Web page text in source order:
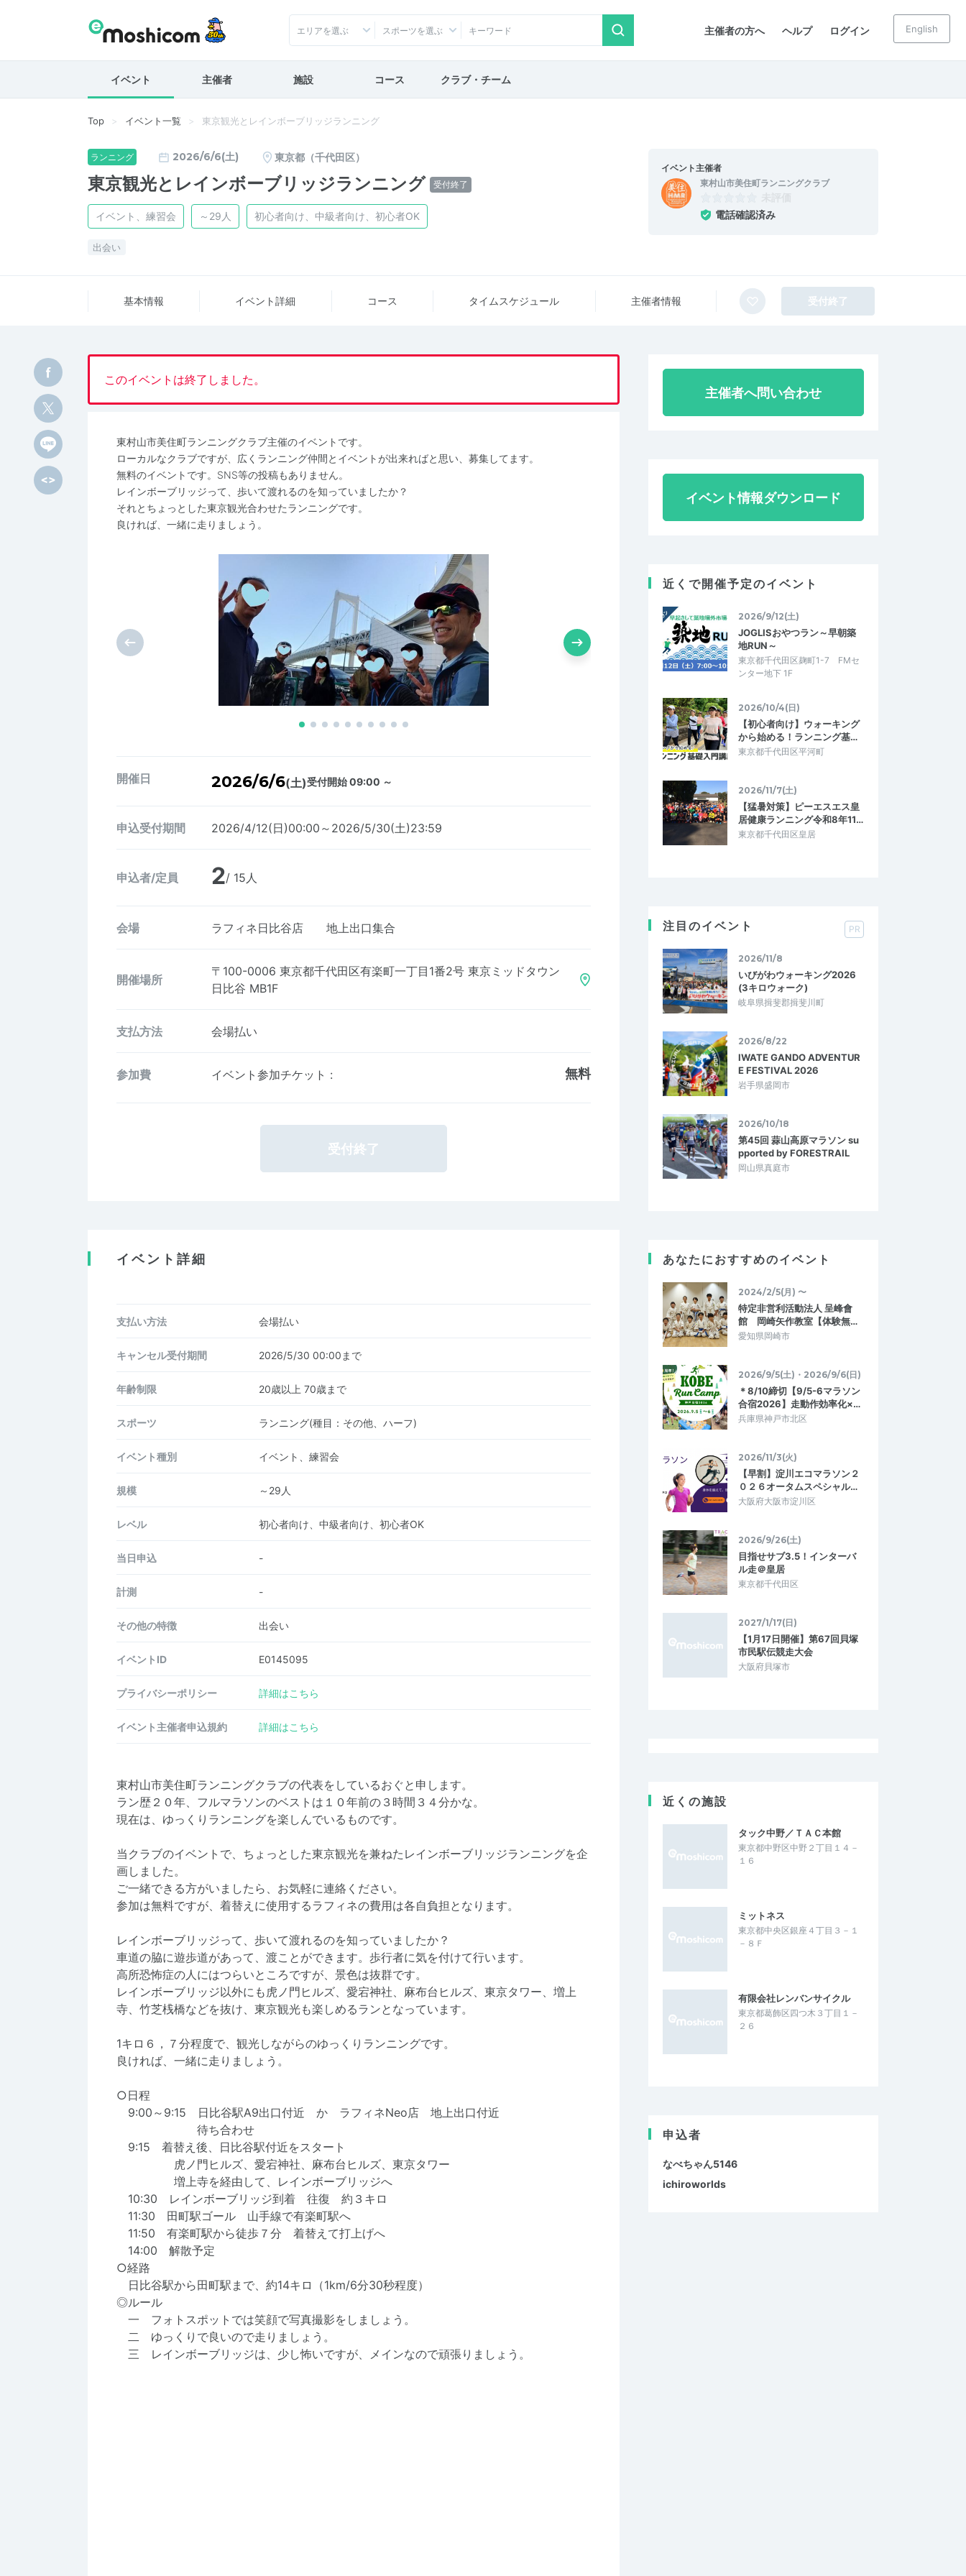
主催者の方へ ヘルプ ログイン
エリアを選ぶ スポーツを選ぶ English
イベント 主催者 施設 コース クラブ・チーム
Top イベント一覧 東京観光とレインボーブリッジランニング
ランニング 2026/6/6(土) 東京都（千代田区）
東京観光とレインボーブリッジランニング 受付終了
イベント、練習会 ～29人 初心者向け、中級者向け、初心者OK
出会い
イベント主催者
東村山市美住町ランニングクラブ
電話確認済み
基本情報 イベント詳細 コース タイム スケジュール 主催者情報 受付終了
このイベントは終了しました。
東村山市美住町ランニングクラブ主催のイベントです。
ローカルなクラブですが、広くランニング仲間とイベントが出来ればと思い、募集してます。
無料のイベントです。SNS等の投稿もありません。
レインボーブリッジって、歩いて渡れるのを知っていましたか？
それとちょっとした東京観光合わせたランニングです。
良ければ、一緒に走りましょう。
開催日 2026/6/6(土)受付開始 09:00 ～
申込受付期間 2026/4/12(日)00:00～2026/5/30(土)23:59
申込者/定員 2/ 15人
会場 ラフィネ日比谷店 地上出口集合
開催場所
〒100-0006 東京都千代田区有楽町一丁目1番2号 東京ミッドタウン
日比谷 MB1F
支払方法 会場払い
参加費 イベント参加チケット : 無料
受付終了
イベント詳細
支払い方法 会場払い
キャンセル受付期間 2026/5/30 00:00まで
年齢制限 20歳以上 70歳まで
スポーツ ランニング(種目：その他、ハーフ)
イベント種別 イベント、練習会
規模 ～29人
レベル 初心者向け、中級者向け、初心者OK
当日申込 -
計測 -
その他の特徴 出会い
イベントID E0145095
プライバシーポリシー 詳細はこちら
イベント主催者申込規約 詳細はこちら
東村山市美住町ランニングクラブの代表をしているおぐと申します。
ラン歴２０年、フルマラソンのベストは１０年前の３時間３４分かな。
現在は、ゆっくりランニングを楽しんでいるものです。
当クラブのイベントで、ちょっとした東京観光を兼ねたレインボーブリッジランニングを企
画しました。
ご一緒できる方がいましたら、お気軽に連絡ください。
参加は無料ですが、着替えに使用するラフィネの費用は各自負担となります。
レインボーブリッジって、歩いて渡れるのを知っていましたか？
車道の脇に遊歩道があって、渡ことができます。歩行者に気を付けて行います。
高所恐怖症の人にはつらいところですが、景色は抜群です。
レインボーブリッジ以外にも虎ノ門ヒルズ、愛宕神社、麻布台ヒルズ、東京タワー、増上
寺、竹芝桟橋などを抜け、東京観光も楽しめるランとなっています。
1キロ６，７分程度で、観光しながらのゆっくりランニングです。
良ければ、一緒に走りましょう。
○日程
9:00～9:15 日比谷駅A9出口付近 か ラフィネNeo店 地上出口付近
待ち合わせ
9:15 着替え後、日比谷駅付近をスタート
虎ノ門ヒルズ、愛宕神社、麻布台ヒルズ、東京タワー
増上寺を経由して、レインボーブリッジへ
10:30 レインボーブリッジ到着 往復 約３キロ
11:30 田町駅ゴール 山手線で有楽町駅へ
11:50 有楽町駅から徒歩７分 着替えて打上げへ
14:00 解散予定
○経路
日比谷駅から田町駅まで、約14キロ（1km/6分30秒程度）
◎ルール
一 フォトスポットでは笑顔で写真撮影をしましょう。
二 ゆっくりで良いので走りましょう。
三 レインボーブリッジは、少し怖いですが、メインなので頑張りましょう。
主催者へ問い合わせ
イベント情報ダウンロード
近くで開催予定のイベント
2026/9/12(土)
JOGLISおやつラン～早朝築
地RUN～
東京都千代田区麹町1-7 FMセ
ンター地下 1F
2026/10/4(日)
【初心者向け】ウォーキング
から始める！ランニング基…
東京都千代田区平河町
2026/11/7(土)
【猛暑対策】ピーエスエス皇
居健康ランニング令和8年11…
東京都千代田区皇居
注目のイベント PR
2026/11/8
いびがわウォーキング2026
(3キロウォーク)
岐阜県揖斐郡揖斐川町
2026/8/22
IWATE GANDO ADVENTUR
E FESTIVAL 2026
岩手県盛岡市
2026/10/18
第45回 蒜山高原マラソン su
pported by FORESTRAIL
岡山県真庭市
あなたにおすすめのイベント
2024/2/5(月) 〜
特定非営利活動法人 呈峰會
館 岡崎矢作教室【体験無…
愛知県岡崎市
2026/9/5(土)・2026/9/6(日)
＊8/10締切【9/5-6マラソン
合宿2026】走動作効率化×…
兵庫県神戸市北区
2026/11/3(火)
【早割】淀川エコマラソン２
０２６オータムスペシャル…
大阪府大阪市淀川区
2026/9/26(土)
目指せサブ3.5！インターバ
ル走＠皇居
東京都千代田区
2027/1/17(日)
【1月17日開催】第67回貝塚
市民駅伝競走大会
大阪府貝塚市
近くの施設
タック中野／ＴＡＣ本館
東京都中野区中野２丁目１４－
１６
ミットネス
東京都中央区銀座４丁目３－１
－８Ｆ
有限会社レンバンサイクル
東京都葛飾区四つ木３丁目１－
２６
申込者
なべちゃん5146
ichiroworlds